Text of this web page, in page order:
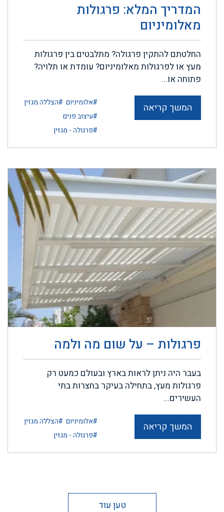
המדריך המלא: פרגולות
מאלומיניום
החלטתם להתקין פרגולה? מתלבטים בין פרגולות
מעץ או לפרגולות מאלומיניום? עומדת או תלויה?
פתוחה או...
המשך קריאה #אלומיניום #הצללה מגזין
#עיצוב פנים
#פרגולה - מגזין
פרגולות – על שום מה ולמה
בעבר היה ניתן לראות בארץ ובעולם כמעט רק
פרגולות מעץ, בתחילה בעיקר בחצרות בתי
העשירים...
המשך קריאה #אלומיניום #הצללה מגזין
#פרגולה - מגזין
טען עוד